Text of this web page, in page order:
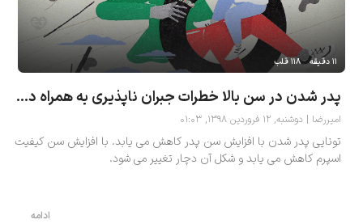
پدر شدن در سن بالا خطرات جبران ناپذیری به همراه دارد
امیررضا | دوشنبه, ۱۲ فروردین ۱۳۹۸, ۰۱:۰۳
تونایی پدر شدن با افزایش سن پدر کاهش می یابد. با افزایش سن کیفیت
اسپرم کاهش می یابد و شکل آن دچار تغییر می شود.
ادامه
۱۱ دقیقه ۱۱۸ قلب